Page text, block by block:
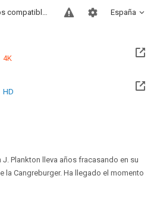
España
Sitios compatibles
4K
HD
Plankton lleva años fracasando en su
la Cangreburger. Ha llegado el momento